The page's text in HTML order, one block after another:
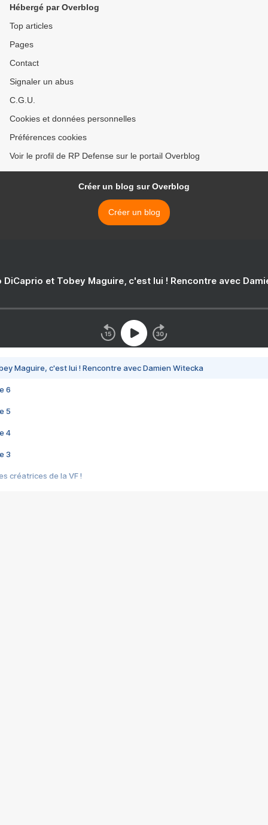
Hébergé par Overblog
Top articles
Pages
Contact
Signaler un abus
C.G.U.
Cookies et données personnelles
Préférences cookies
Voir le profil de RP Defense sur le portail Overblog
Créer un blog sur Overblog
Créer un blog
DiCaprio et Tobey Maguire, c'est lui ! Rencontre avec
Maguire, c'est lui ! Rencontre avec Damien Witecka
6
5
4
3
créatrices de la VF !